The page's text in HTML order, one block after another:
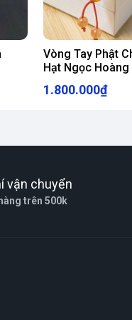
bánh xe không
sức khỏe. Hãy để
Vòng Tay Phật
Hạt Ngọc
1.800.000₫
vận chuyển
trên 500k